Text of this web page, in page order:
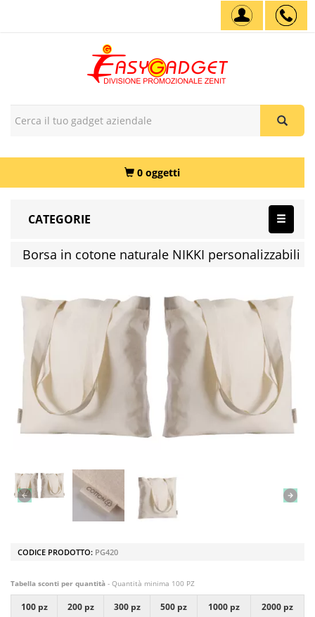
0 oggetti
CATEGORIE
Borsa in cotone naturale NIKKI personalizzabili
CODICE PRODOTTO: PG420
Tabella sconti per quantità - Quantità minima 100 PZ
100 pz 200 pz 300 pz 500 pz 1000 pz
2000 pz